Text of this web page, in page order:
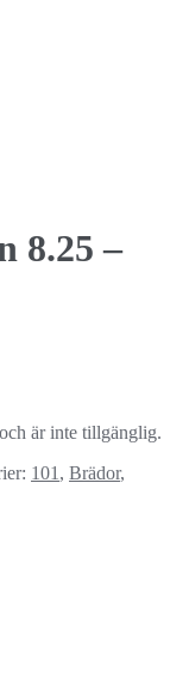
8.25 –
är inte tillgänglig.
101 , Brädor,